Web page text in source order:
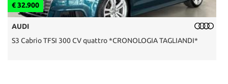
€ 32.900
AUDI
S3 Cabrio TFSI 300 CV quattro *CRONOLOGIA TAGLIANDI*